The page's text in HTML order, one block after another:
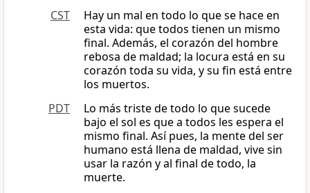
CST
Hay un mal en todo lo que se hace en
esta vida: que todos tienen un mismo
final. Además, el corazón del hombre
rebosa de maldad; la locura está en su
corazón toda su vida, y su fin está entre
los muertos.
PDT
Lo más triste de todo lo que sucede
bajo el sol es que a todos les espera el
mismo final. Así pues, la mente del ser
humano está llena de maldad, vive sin
usar la razón y al final de todo, la
muerte.